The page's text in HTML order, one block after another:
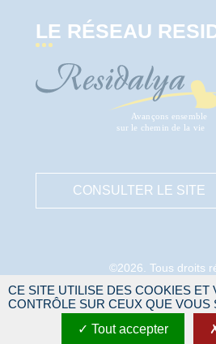
LE RÉSEAU
CONSULTER LE SITE
©2026. Tous droits
Mentions
Protection des données
Gestion des
CE SITE UTILISE DES COOKIES ET
CONTRÔLE SUR CEUX QUE VOUS
Tout accepter